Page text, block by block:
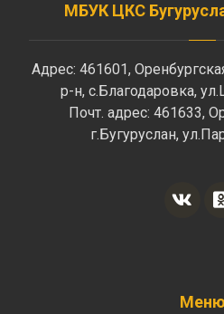
МБУК ЦКС
Адрес: 461601,
р-н, с.Благодаровка,
Почт. адрес: 461633,
г.Бугуруслан,
Меню